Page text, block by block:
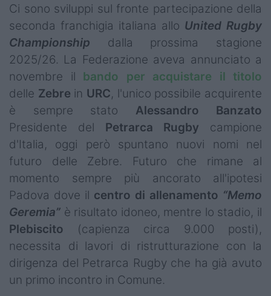
Rugby World Cup
Super Rugby
Rugby in TV
Mercato
Serie A Elite
Campionati
Serie A
Serie B
Serie C
Femminile
Giovanili
Ci sono sviluppi sul fronte partecipazione della
seconda franchigia italiana allo United Rugby
Championship dalla prossima stagione
2025/26. La Federazione aveva annunciato a
novembre il bando per acquistare il titolo
delle Zebre in URC, l'unico possibile acquirente
è sempre stato Alessandro Banzato
Presidente del Petrarca Rugby campione
d'Italia, oggi però spuntano nuovi nomi nel
futuro delle Zebre. Futuro che rimane al
momento sempre più ancorato all'ipotesi
Padova dove il centro di allenamento “Memo
Geremia” è risultato idoneo, mentre lo stadio, il
Plebiscito (capienza circa 9.000 posti),
necessita di lavori di ristrutturazione con la
dirigenza del Petrarca Rugby che ha già avuto
un primo incontro in Comune.